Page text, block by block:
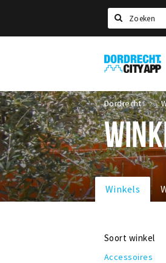
Zoeken
City
Dordrecht
Winkels
Soort winkel
Accessoires